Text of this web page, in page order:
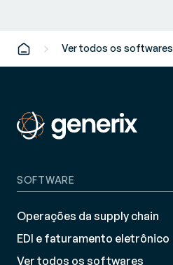
Ver todos os softwares
SOFTWARE
Operações da supply chain
EDI e faturamento eletrônico
Ver todos os softwares